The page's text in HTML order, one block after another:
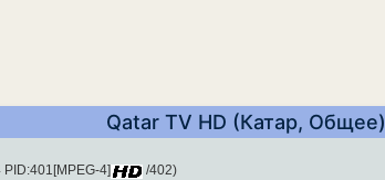
Qatar TV HD (Катар, Общее)
4]
/402)